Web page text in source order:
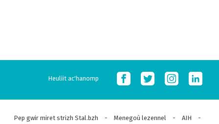
Heuliit ac'hanomp
Pep gwir miret strizh Stal.bzh - Menegoù lezennel - AIH -